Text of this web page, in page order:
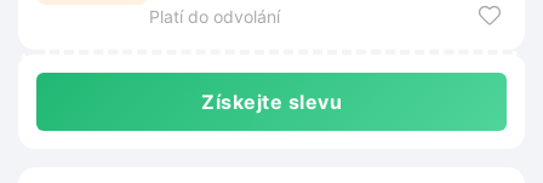
Platí do odvolání
Získejte slevu